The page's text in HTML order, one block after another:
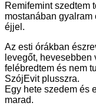
Remifemint szedtem
mostanában
éjjel.
Az esti órákban
levegőt,
felébredtem és nem
SzójEvit plusszra.
Egy hete szedem és
marad.